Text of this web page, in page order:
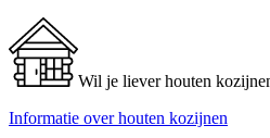
Wil je liever houten
Informatie over houten kozijnen